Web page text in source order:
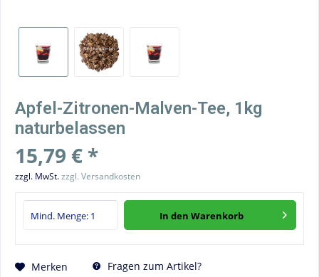
Apfel-Zitronen-Malven-Tee, 1kg
naturbelassen
15,79 € *
zzgl. MwSt.zzgl. Versandkosten
In den Warenkorb
Merken Fragen zum Artikel?